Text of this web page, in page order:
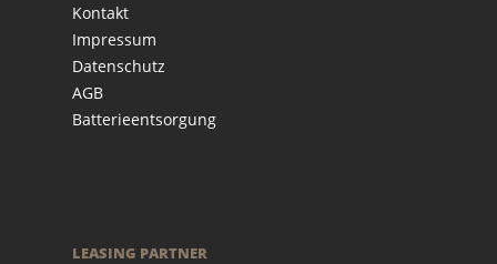
Kontakt
Impressum
Datenschutz
AGB
Batterieentsorgung
LEASING PARTNER